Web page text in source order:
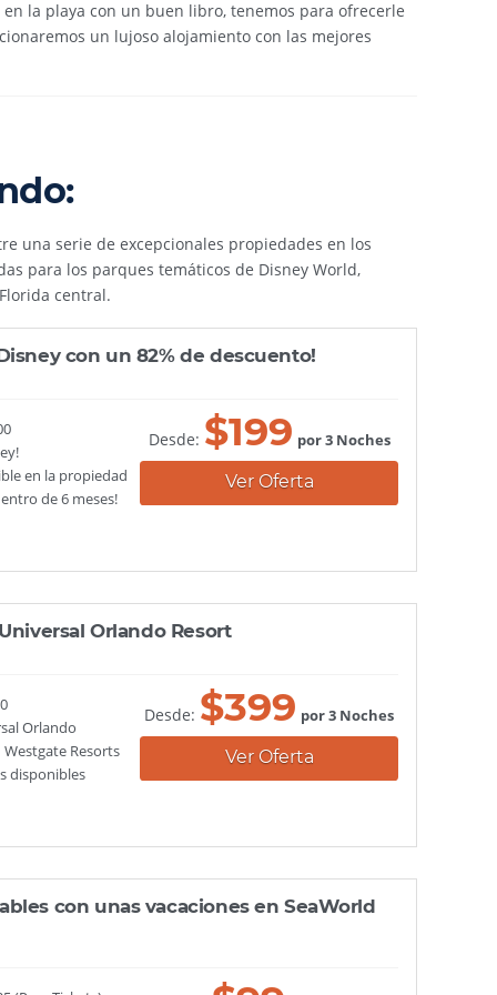
la playa con un buen libro, tenemos para ofrecerle
un lujoso alojamiento con las mejores
una serie de excepcionales propiedades en los
para los parques temáticos de Disney World,
central.
con un 82% de descuento!
en la propiedad
de 6 meses!
Desde: $199 por 3 Noches
Ver Oferta
Orlando Resort
Orlando
Resorts
disponibles
Desde: $399 por 3 Noches
Ver Oferta
con unas vacaciones en SeaWorld